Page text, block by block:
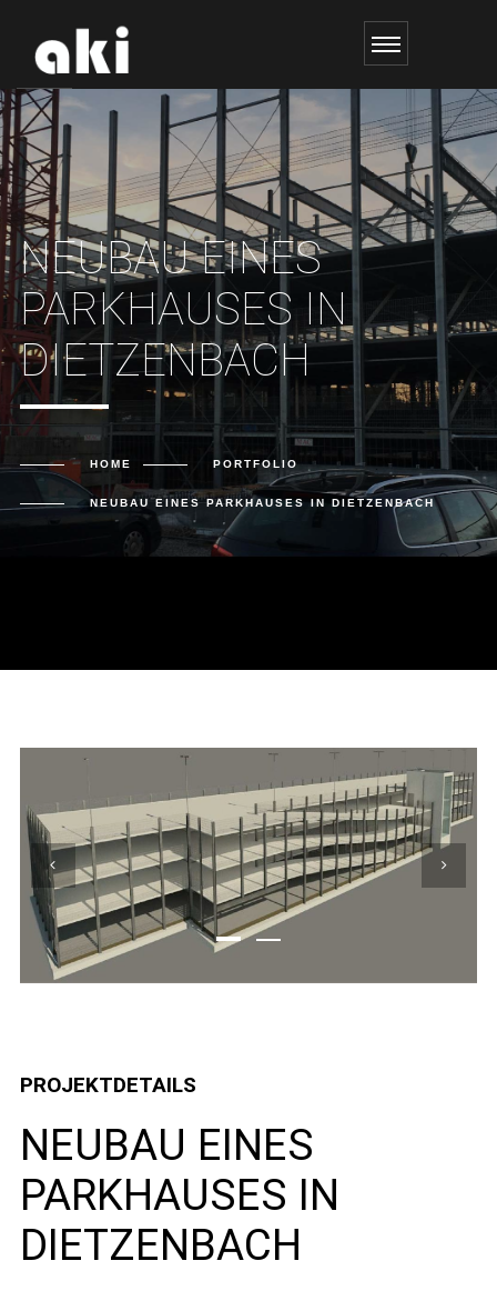
NEUBAU EINES
PARKHAUSES IN
DIETZENBACH
HOME PORTFOLIO
NEUBAU EINES PARKHAUSES IN DIETZENBACH
PROJEKTDETAILS
NEUBAU EINES
PARKHAUSES IN
DIETZENBACH